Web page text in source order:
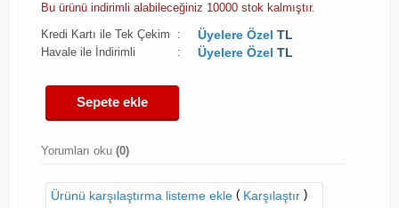
Bu ürünü indirimli alabileceğiniz 10000 stok kalmıştır.
Kredi Kartı ile Tek Çekim
: Üyelere Özel TL
Havale ile İndirimli : Üyelere Özel TL
Sepete ekle
Yorumları oku (0)
Ürünü karşılaştırma listeme ekle( Karşılaştır)